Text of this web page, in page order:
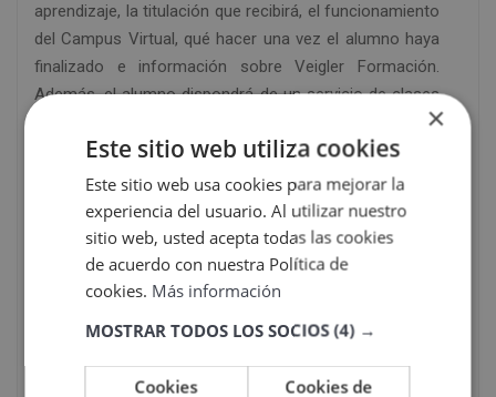
aprendizaje, la titulación que recibirá, el funcionamiento
del Campus Virtual, qué hacer una vez el alumno haya
finalizado e información sobre Veigler Formación.
Además, el alumno dispondrá de un servicio de clases
Certificación obtenida
Una vez finalizados los estudios y superadas las
pruebas de evaluación, el alumno recibirá un diploma
que certifica el “MAESTRÍA INTERNACIONAL EN
BUSINESS SCHOOL + Titulación Universitaria GLOBAL
UNIVERSITY MÉXICO)”, de VEIGLER FORMACIÓN,
×
Este sitio web utiliza cookies
Este sitio web usa cookies para mejorar la
experiencia del usuario. Al utilizar nuestro
sitio web, usted acepta todas las cookies
de acuerdo con nuestra Política de
cookies. Más información
MOSTRAR TODOS LOS SOCIOS(4) →
Cookies
Cookies de